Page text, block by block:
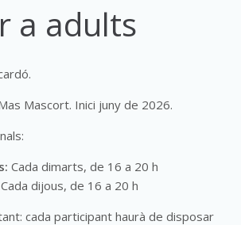
a adults
Mascort. Inici juny de 2026.
Cada dimarts, de 16 a 20 h
Cada dijous, de 16 a 20 h
cada participant haurà de disposar